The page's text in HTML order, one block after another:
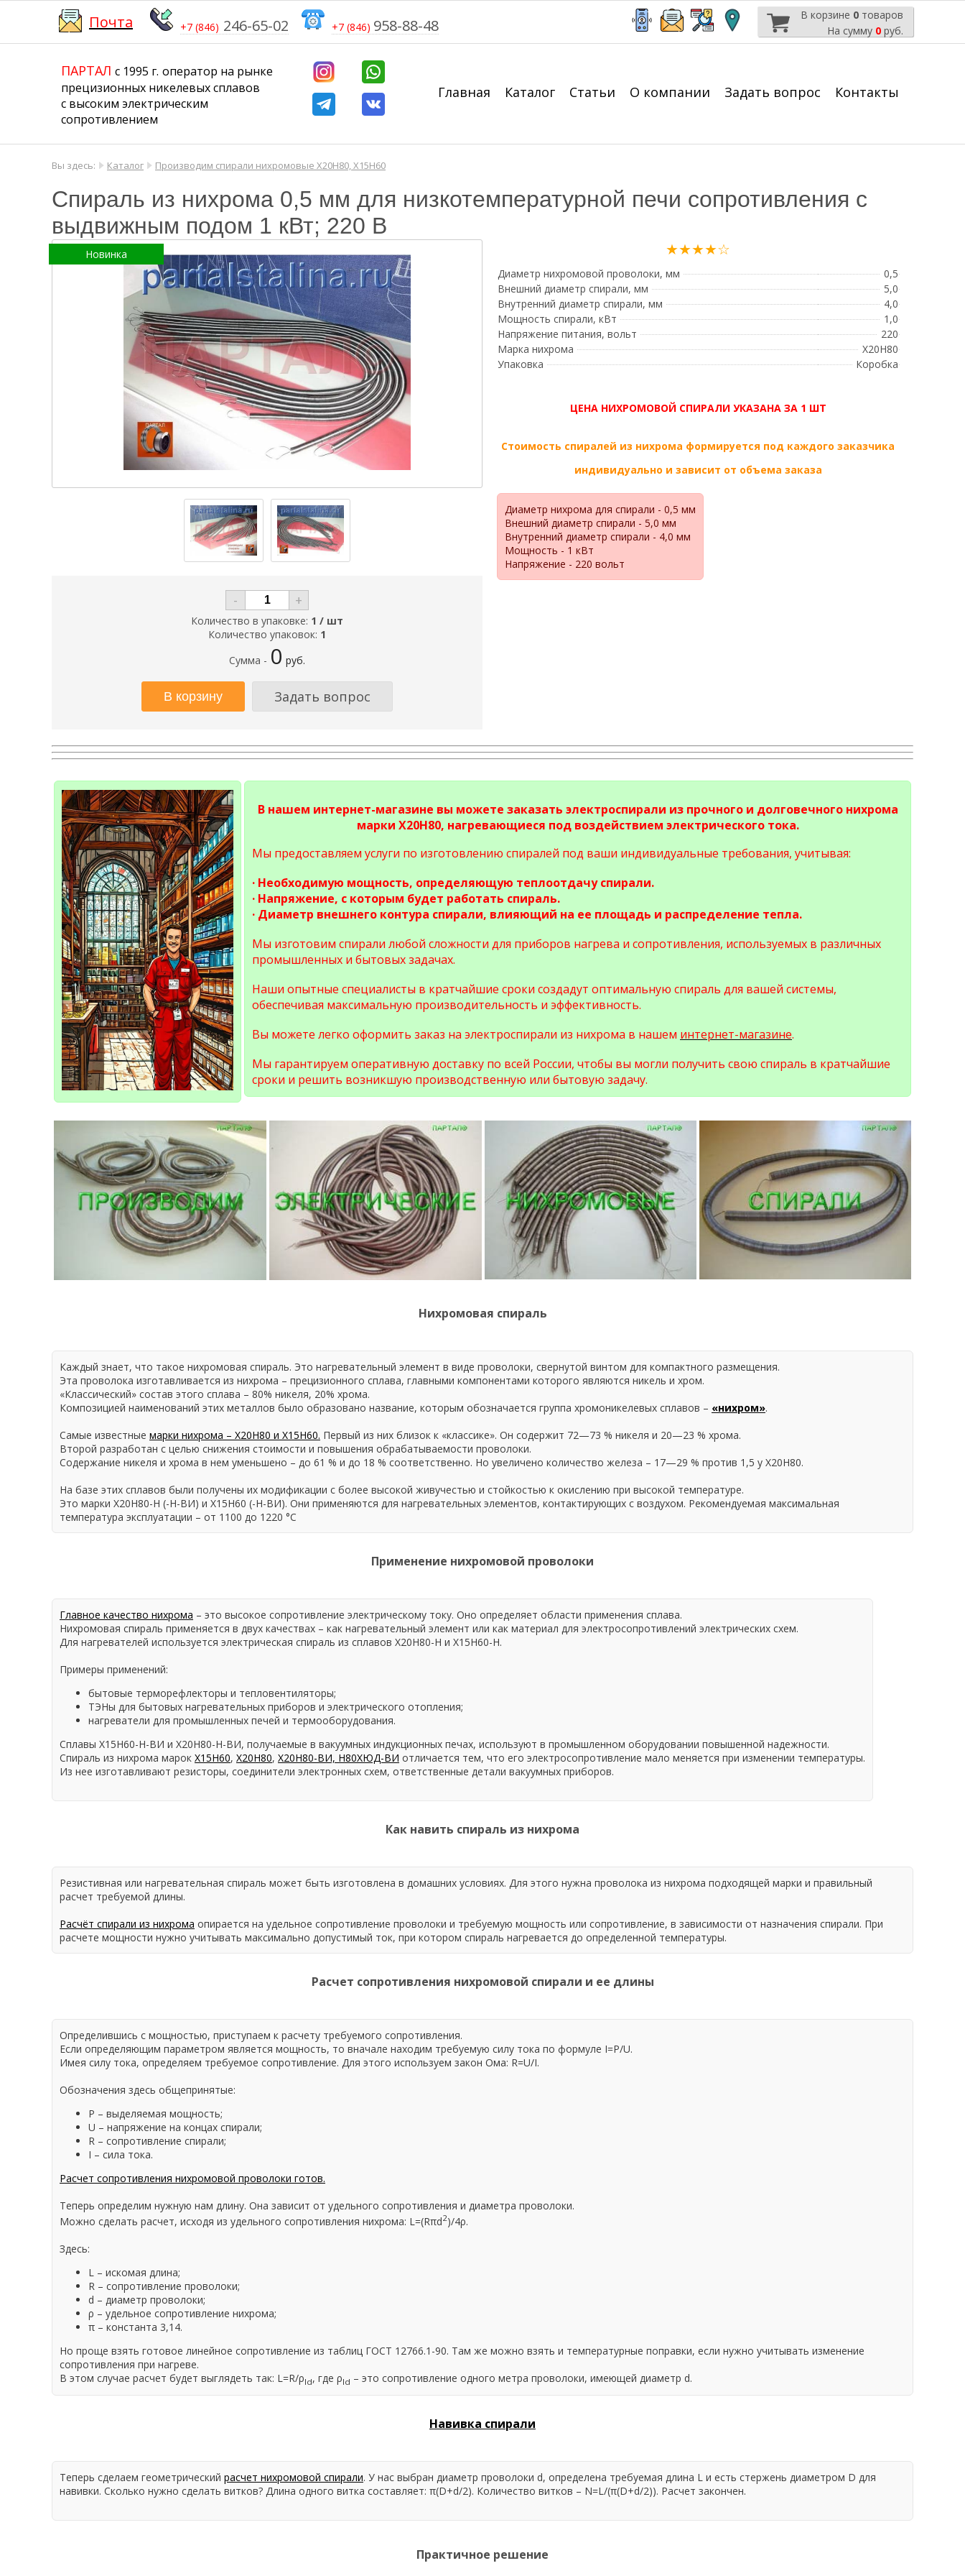
Почта +7 (846) 246-65-02 +7 (846) 958-88-48
В корзине 0 товаров
На сумму 0 руб.
ПАРТАЛ с 1995 г. ​​​​​​​оператор на рынке
прецизионных никелевых сплавов
с высоким электрическим
сопротивлением
Главная Каталог Статьи О компании Задать вопрос Контакты
Вы здесь: Каталог Производим спирали нихромовые Х20Н80, Х15Н60
Спираль из нихрома 0,5 мм для низкотемпературной печи сопротивления с
выдвижным подом 1 кВт; 220 В
Новинка
- +
Количество в упаковке: 1 / шт
Количество упаковок: 1
Сумма - 0 руб.
Задать вопрос
★★★★☆
Диаметр нихромовой проволоки, мм
0,5
Внешний диаметр спирали, мм
5,0
Внутренний диаметр спирали, мм
4,0
Мощность спирали, кВт
1,0
Напряжение питания, вольт
220
Марка нихрома
Х20Н80
Упаковка
Коробка
ЦЕНА НИХРОМОВОЙ СПИРАЛИ УКАЗАНА ЗА 1 ШТ
Стоимость спиралей из нихрома формируется под каждого заказчика
индивидуально и зависит от объема заказа
Диаметр нихрома для спирали - 0,5 мм
Внешний диаметр спирали - 5,0 мм
Внутренний диаметр спирали - 4,0 мм
Мощность - 1 кВт
Напряжение - 220 вольт
В нашем интернет-магазине вы можете заказать электроспирали из прочного и долговечного нихрома
марки Х20Н80, нагревающиеся под воздействием электрического тока.
Мы предоставляем услуги по изготовлению спиралей под ваши индивидуальные требования, учитывая:
· Необходимую мощность, определяющую теплоотдачу спирали.
· Напряжение, с которым будет работать спираль.
· Диаметр внешнего контура спирали, влияющий на ее площадь и распределение тепла.
Мы изготовим спирали любой сложности для приборов нагрева и сопротивления, используемых в различных
промышленных и бытовых задачах.
Наши опытные специалисты в кратчайшие сроки создадут оптимальную спираль для вашей системы,
обеспечивая максимальную производительность и эффективность.
Вы можете легко оформить заказ на электроспирали из нихрома в нашем интернет-магазине.
Мы гарантируем оперативную доставку по всей России, чтобы вы могли получить свою спираль в кратчайшие
сроки и решить возникшую производственную или бытовую задачу.
Нихромовая спираль
Каждый знает, что такое нихромовая спираль. Это нагревательный элемент в виде проволоки, свернутой винтом для компактного размещения.
Эта проволока изготавливается из нихрома – прецизионного сплава, главными компонентами которого являются никель и хром.
«Классический» состав этого сплава – 80% никеля, 20% хрома.
Композицией наименований этих металлов было образовано название, которым обозначается группа хромоникелевых сплавов – «нихром».
Самые известные марки нихрома – Х20Н80 и Х15Н60. Первый из них близок к «классике». Он содержит 72—73 % никеля и 20—23 % хрома.
Второй разработан с целью снижения стоимости и повышения обрабатываемости проволоки.
Содержание никеля и хрома в нем уменьшено – до 61 % и до 18 % соответственно. Но увеличено количество железа – 17—29 % против 1,5 у Х20Н80.
На базе этих сплавов были получены их модификации с более высокой живучестью и стойкостью к окислению при высокой температуре.
Это марки Х20Н80-Н (-Н-ВИ) и Х15Н60 (-Н-ВИ). Они применяются для нагревательных элементов, контактирующих с воздухом. Рекомендуемая максимальная
температура эксплуатации – от 1100 до 1220 °С
Применение нихромовой проволоки
Главное качество нихрома – это высокое сопротивление электрическому току. Оно определяет области применения сплава.
Нихромовая спираль применяется в двух качествах – как нагревательный элемент или как материал для электросопротивлений электрических схем.
Для нагревателей используется электрическая спираль из сплавов Х20Н80-Н и Х15Н60-Н.
Примеры применений:
бытовые терморефлекторы и тепловентиляторы;
ТЭНы для бытовых нагревательных приборов и электрического отопления;
нагреватели для промышленных печей и термооборудования.
Сплавы Х15Н60-Н-ВИ и Х20Н80-Н-ВИ, получаемые в вакуумных индукционных печах, используют в промышленном оборудовании повышенной надежности.
Спираль из нихрома марок Х15Н60, Х20Н80, Х20Н80-ВИ, Н80ХЮД-ВИ отличается тем, что его электросопротивление мало меняется при изменении температуры.
Из нее изготавливают резисторы, соединители электронных схем, ответственные детали вакуумных приборов.
Как навить спираль из нихрома
Резистивная или нагревательная спираль может быть изготовлена в домашних условиях. Для этого нужна проволока из нихрома подходящей марки и правильный
расчет требуемой длины.
Расчёт спирали из нихрома опирается на удельное сопротивление проволоки и требуемую мощность или сопротивление, в зависимости от назначения спирали. При
расчете мощности нужно учитывать максимально допустимый ток, при котором спираль нагревается до определенной температуры.
Расчет сопротивления нихромовой спирали и ее длины
Определившись с мощностью, приступаем к расчету требуемого сопротивления.
Если определяющим параметром является мощность, то вначале находим требуемую силу тока по формуле I=P/U.
Имея силу тока, определяем требуемое сопротивление. Для этого используем закон Ома: R=U/I.
Обозначения здесь общепринятые:
P – выделяемая мощность;
U – напряжение на концах спирали;
R – сопротивление спирали;
I – сила тока.
Расчет сопротивления нихромовой проволоки готов.
Теперь определим нужную нам длину. Она зависит от удельного сопротивления и диаметра проволоки.
Можно сделать расчет, исходя из удельного сопротивления нихрома: L=(Rπd2)/4ρ.
Здесь:
L – искомая длина;
R – сопротивление проволоки;
d – диаметр проволоки;
ρ – удельное сопротивление нихрома;
π – константа 3,14.
Но проще взять готовое линейное сопротивление из таблиц ГОСТ 12766.1-90. Там же можно взять и температурные поправки, если нужно учитывать изменение
сопротивления при нагреве.
В этом случае расчет будет выглядеть так: L=R/ρld, где ρld – это сопротивление одного метра проволоки, имеющей диаметр d.
Навивка спирали
Теперь сделаем геометрический расчет нихромовой спирали. У нас выбран диаметр проволоки d, определена требуемая длина L и есть стержень диаметром D для
навивки. Сколько нужно сделать витков? Длина одного витка составляет: π(D+d/2). Количество витков – N=L/(π(D+d/2)). Расчет закончен.
Практичное решение